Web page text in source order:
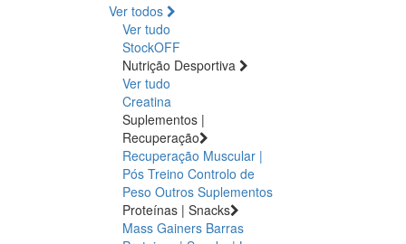
Ver todos
Ver tudo
StockOFF
Nutrição Desportiva
Ver tudo
Creatina
Suplementos |
Recuperação
Recuperação Muscular |
Pós Treino Controlo de
Peso Outros Suplementos
Proteínas | Snacks
Mass Gainers Barras